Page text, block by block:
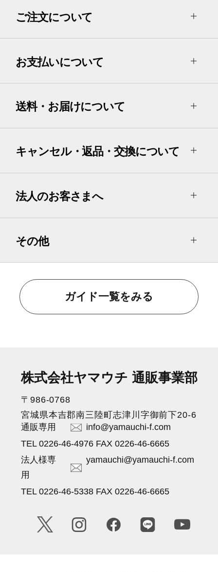
ご注文について
お支払いについて
送料・お届けについて
キャンセル・返品・交換について
法人のお客さまへ
その他
ガイド一覧をみる
株式会社ヤマウチ 通販事業部
〒986-0768
宮城県本吉郡南三陸町志津川字御前下20-6
通販専用
info@yamauchi-f.com
TEL 0226-46-4976 FAX 0226-46-6665
法人様専
用
yamauchi@yamauchi-f.com
TEL 0226-46-5338 FAX 0226-46-6665